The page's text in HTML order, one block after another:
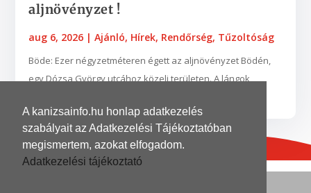
A kanizsainfo.hu honlap adatkezelés
szabályait az Adatkezelési Tájékoztatóban
megismertem, azokat elfogadom.
Adatkezelési tájékoztató
aljnövényzet !
aug 6, 2026 |Ajánló, Hírek, Rendőrség, Tűzoltóság
Böde: Ezer négyzetméteren égett az aljnövényzet Bödén,
egy Dózsa György utcához közeli területen. A lángok